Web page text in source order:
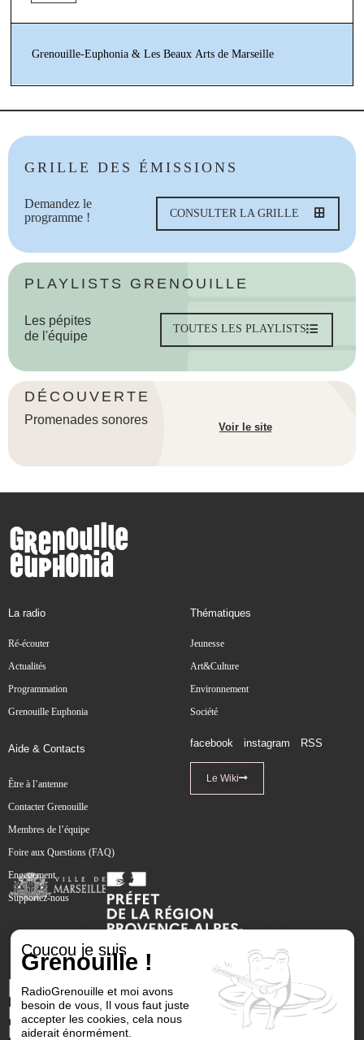
Grenouille-Euphonia & Les Beaux Arts de Marseille
GRILLE DES ÉMISSIONS
Demandez le
programme !
CONSULTER LA GRILLE
PLAYLISTS GRENOUILLE
Les pépites
de l'équipe
TOUTES LES PLAYLISTS
DÉCOUVERTE
Promenades sonores
Voir le site
La radio
Ré-écouter
Actualités
Programmation
Grenouille Euphonia
Thématiques
Jeunesse
Art&Culture
Environnement
Société
Aide & Contacts
Être à l’antenne
Contacter Grenouille
Membres de l’équipe
Foire aux Questions (FAQ)
Engagement
Supportez-nous
facebook instagram RSS
Le Wiki
Coucou je suis
Grenouille !
RadioGrenouille et moi avons
besoin de vous, Il vous faut juste
accepter les cookies, cela nous
aiderait énormément.